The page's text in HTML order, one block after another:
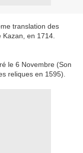
translation des
Kazan, en 1714.
le 6 Novembre (Son
reliques en 1595)